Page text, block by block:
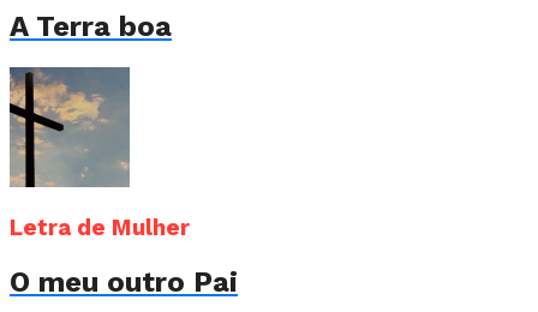
A Terra boa
Letra de Mulher
O meu outro Pai